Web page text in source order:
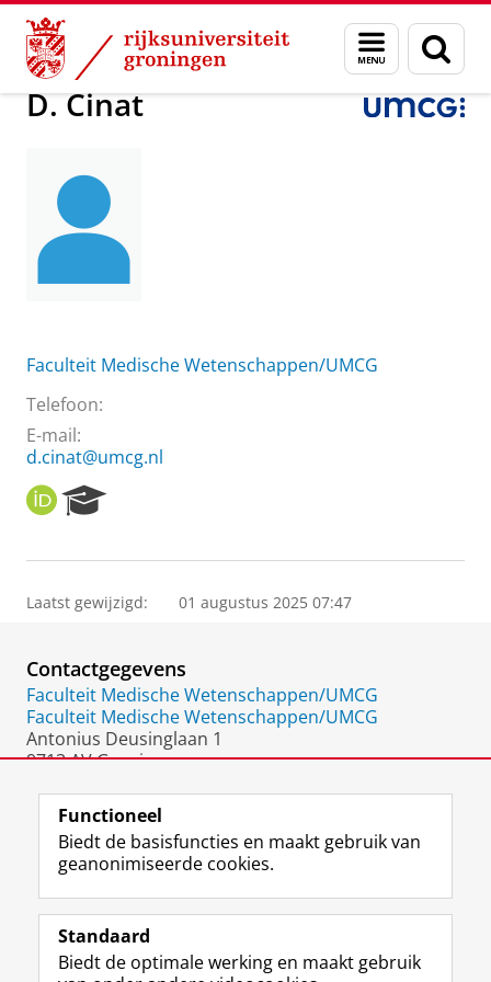
Skip
Content
Skip
Navigation
Menu
en
zoeken
Over ons Praktische zaken Waar vindt u ons D. Cinat
D. Cinat
Faculteit Medische Wetenschappen/UMCG
Telefoon:
E-mail:
d.cinat@umcg.nl
O
R
I
e
r
P
o
r
t
a
Laatst gewijzigd: 01 augustus 2025 07:47
Contactgegevens
Faculteit Medische Wetenschappen/UMCG
Faculteit Medische Wetenschappen/UMCG
Antonius Deusinglaan 1
9713 AV Groningen
Volg de RUG
F
a
e
L
i
k
R
S
-
I
n
t
Y
o
T
Studiekiezers
Functioneel
Biedt de basisfuncties en maakt gebruik van
geanonimiseerde cookies.
Standaard
Biedt de optimale werking en maakt gebruik